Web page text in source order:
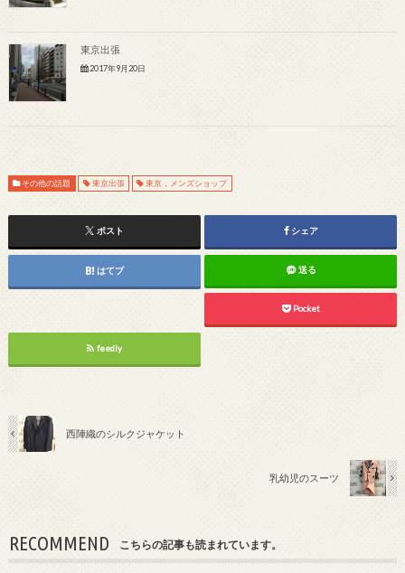
東京出張
2017年9月20日
その他の話題 東京出張 東京，メンズショップ
ポスト シェア
はてブ 送る
Pocket
feedly
西陣織のシルクジャケット
乳幼児のスーツ
RECOMMEND こちらの記事も読まれています。